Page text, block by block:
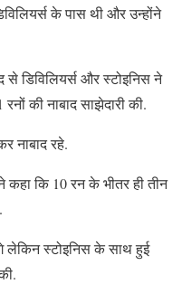
के पास थी और उन्होंने
डिविलियर्स और स्टोइनिस ने
की नाबाद साझेदारी की.
नाबाद रहे.
कहा कि 10 रन के भीतर ही तीन
लेकिन स्टोइनिस के साथ हुई